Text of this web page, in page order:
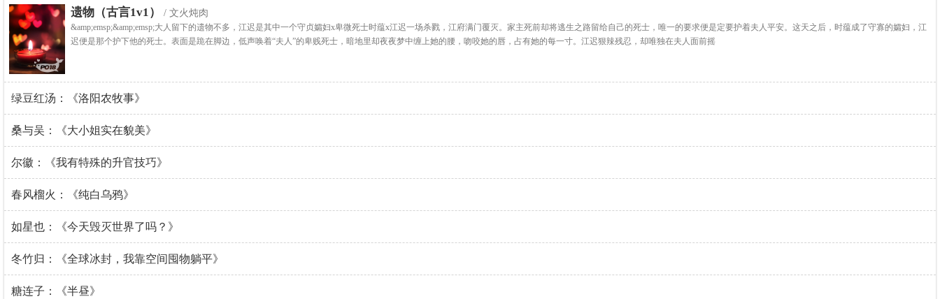
遗物（古言1v1） / 文火炖肉
&amp;emsp;&amp;emsp;大人留下的遗物不多，江迟是其中一个守贞孀妇x卑微死士时蕴x江迟一场杀戮，江府满门覆灭。家主死前却将逃生之路留给自己的死士，唯一的要求便是定要护着夫人平安。这天之后，时蕴成了守寡的孀妇，江
迟便是那个护下他的死士。表面是跪在脚边，低声唤着“夫人”的卑贱死士，暗地里却夜夜梦中缠上她的腰，吻咬她的唇，占有她的每一寸。江迟狠辣残忍，却唯独在夫人面前摇
绿豆红汤：《洛阳农牧事》
桑与吴：《大小姐实在貌美》
尔徽：《我有特殊的升官技巧》
春风榴火：《纯白乌鸦》
如星也：《今天毁灭世界了吗？》
冬竹归：《全球冰封，我靠空间囤物躺平》
糖连子：《半昼》